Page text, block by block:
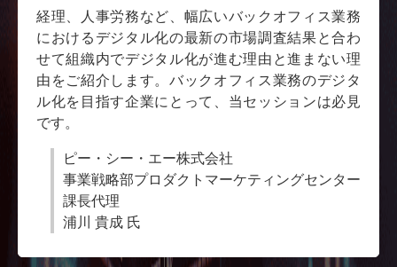
経理、人事労務など、幅広いバックオフィス業務
におけるデジタル化の最新の市場調査結果と合わ
せて組織内でデジタル化が進む理由と進まない理
由をご紹介します。バックオフィス業務のデジタ
ル化を目指す企業にとって、当セッションは必見
です。
ピー・シー・エー株式会社
事業戦略部プロダクトマーケティングセンター
課長代理
浦川 貴成 氏